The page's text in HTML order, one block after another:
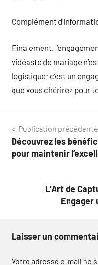
Complément
Finalement,
vidéaste de mariage
logistique; c’est un
que vous chérirez pour
Navigation
de
Publication précédente
Découvrez les
pour maintenir
L’Art de
Engager
Laisser un
Votre adresse e-mail ne